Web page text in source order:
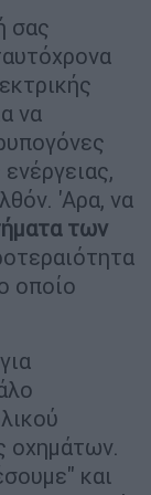
σας
να
'Αρα, να
των
οποίο
οχημάτων.
και